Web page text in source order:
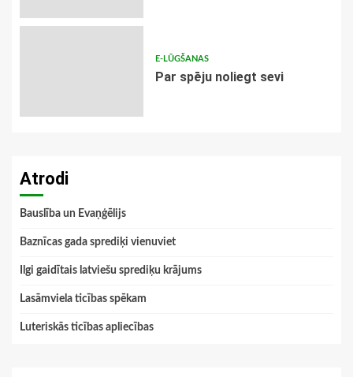
E-LŪGŠANAS
Par spēju noliegt sevi
Atrodi
Bauslība un Evaņģēlijs
Baznīcas gada sprediķi vienuviet
Ilgi gaidītais latviešu sprediķu krājums
Lasāmviela ticības spēkam
Luteriskās ticības apliecības